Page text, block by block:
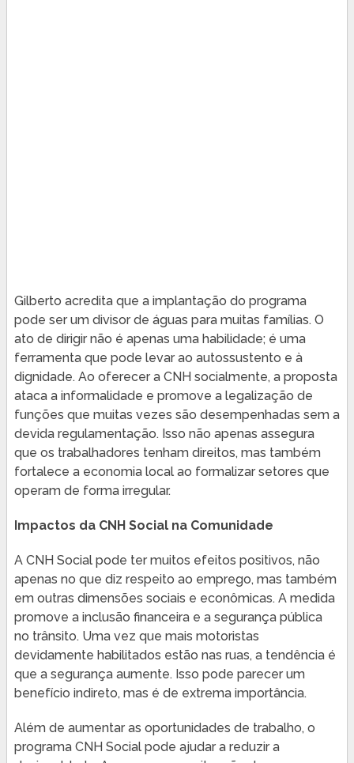
Gilberto acredita que a implantação do programa
pode ser um divisor de águas para muitas famílias. O
ato de dirigir não é apenas uma habilidade; é uma
ferramenta que pode levar ao autossustento e à
dignidade. Ao oferecer a CNH socialmente, a proposta
ataca a informalidade e promove a legalização de
funções que muitas vezes são desempenhadas sem a
devida regulamentação. Isso não apenas assegura
que os trabalhadores tenham direitos, mas também
fortalece a economia local ao formalizar setores que
operam de forma irregular.
Impactos da CNH Social na Comunidade
A CNH Social pode ter muitos efeitos positivos, não
apenas no que diz respeito ao emprego, mas também
em outras dimensões sociais e econômicas. A medida
promove a inclusão financeira e a segurança pública
no trânsito. Uma vez que mais motoristas
devidamente habilitados estão nas ruas, a tendência é
que a segurança aumente. Isso pode parecer um
benefício indireto, mas é de extrema importância.
Além de aumentar as oportunidades de trabalho, o
programa CNH Social pode ajudar a reduzir a